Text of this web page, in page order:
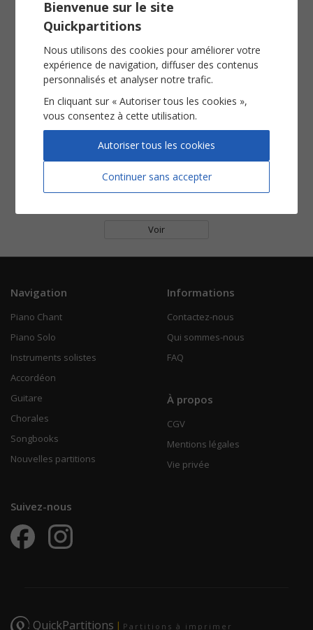
Le défi
Piano Chant
Voir
Pardonnez-moi
Voir
Satellite
Voir
Navigation
Piano Chant
Piano Solo
Instruments solistes
Accordéon
Guitare
Chorales
Songbooks
Nouvelles partitions
Informations
Contactez-nous
Qui sommes-nous
FAQ
À propos
CGV
Mentions légales
Vie privée
Suivez-nous
QuickPartitions | Partitions à imprimer
Bienvenue sur le site
Quickpartitions
Nous utilisons des cookies pour améliorer votre
expérience de navigation, diffuser des contenus
personnalisés et analyser notre trafic.
En cliquant sur « Autoriser tous les cookies »,
vous consentez à cette utilisation.
Continuer sans accepter
Autoriser tous les cookies